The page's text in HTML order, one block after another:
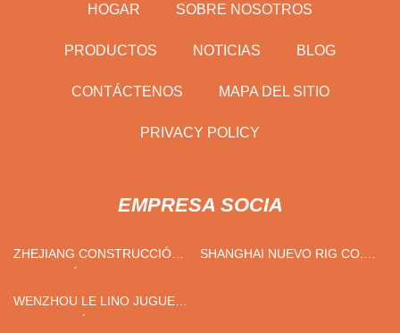
HOGAR SOBRE NOSOTROS
PRODUCTOS NOTICIAS BLOG
CONTÁCTENOS MAPA DEL SITIO
PRIVACY POLICY
EMPRESA SOCIA
ZHEJIANG CONSTRUCCIÓN
CO., LTD
SHANGHAI NUEVO RIG CO.,
WENZHOU LE LINO JUGUETE